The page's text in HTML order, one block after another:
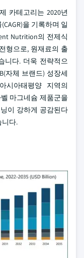
카테고리는 2020년
을 기록하며 일
Nutrition의 전제식
형으로, 원재료의 출
니다. 더욱 전략적으
자체 브랜드) 성장세
시아태평양 지역의
마그네슘 제품군을
이 강하게 공감된다
니다.